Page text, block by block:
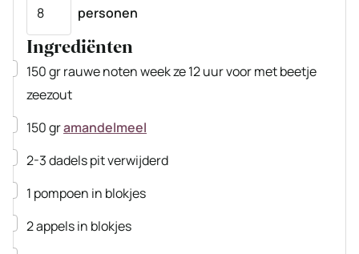
personen
Ingrediënten
▢
150grrauwe notenweek ze 12 uur voor met beetje
zeezout
▢
150gramandelmeel
▢
2-3dadelspit verwijderd
▢
1 pompoen in blokjes
▢
2appelsin blokjes